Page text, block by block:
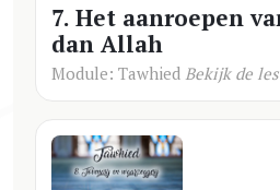
7. Het aanroepen
dan Allah
Module: Tawhied Bekijk de